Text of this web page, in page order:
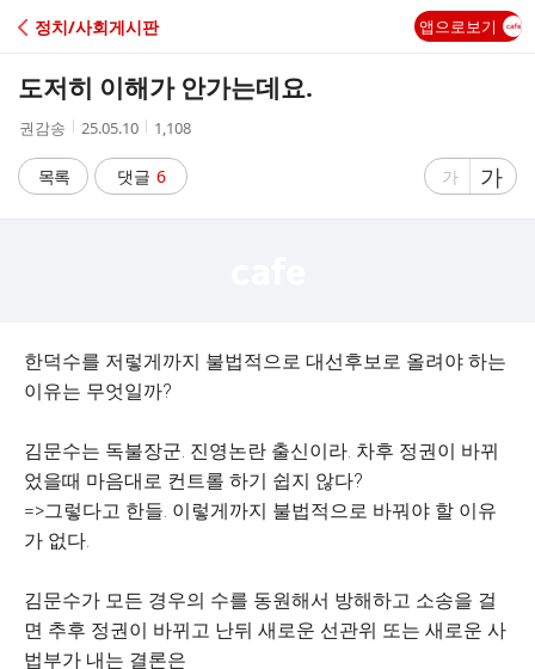
C
정치/사회게시판 앱으로보기
도저히 이해가 안가는데요.
작
자
권감송
작
시
간
25.05.10
조
수
1,108
목록 댓글 6
글
게
가
글
자
게
가
한덕수를 저렇게까지 불법적으로 대선후보로 올려야 하는
이유는 무엇일까?
김문수는 독불장군. 진영논란 출신이라. 차후 정권이 바뀌
었을때 마음대로 컨트롤 하기 쉽지 않다?
=>그렇다고 한들. 이렇게까지 불법적으로 바꿔야 할 이유
가 없다.
김문수가 모든 경우의 수를 동원해서 방해하고 소송을 걸
면 추후 정권이 바뀌고 난뒤 새로운 선관위 또는 새로운 사
법부가 내는 결론은